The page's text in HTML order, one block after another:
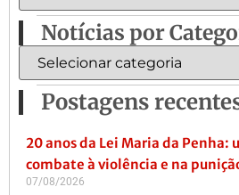
Notícias por
Postagens
20 anos da Lei Maria da Penha:
combate à violência e na
07/08/2026